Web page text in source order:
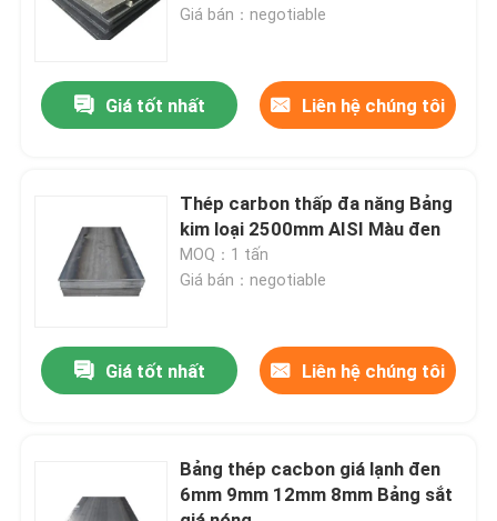
Về chúng tôi
Tham quan nhà máy
Yêu cầu báo giá
Tấm kim loại thép không gỉ
Ống thép không gỉ
Hồ sơ thép không gỉ
Giá bán：negotiable
Giá tốt nhất Liên hệ chúng tôi
Thép carbon thấp đa năng Bảng
kim loại 2500mm AISI Màu đen
MOQ：1 tấn
Giá bán：negotiable
Giá tốt nhất Liên hệ chúng tôi
Bảng thép cacbon giá lạnh đen
6mm 9mm 12mm 8mm Bảng sắt